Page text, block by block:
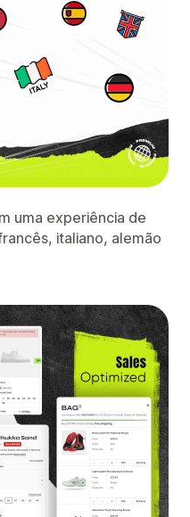
uma experiência de
italiano, alemão